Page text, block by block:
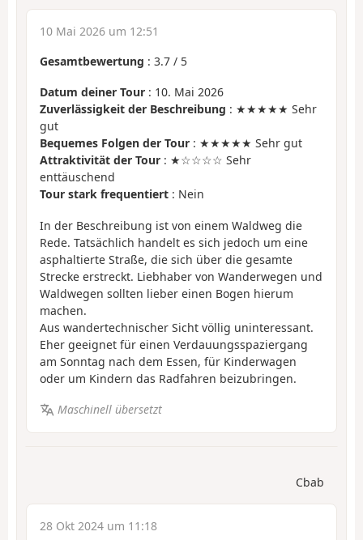
10 Mai 2026 um 12:51
Gesamtbewertung : 3.7 / 5
Datum deiner Tour : 10. Mai 2026
Zuverlässigkeit der Beschreibung : ★★★★★ Sehr
gut
Bequemes Folgen der Tour : ★★★★★ Sehr gut
Attraktivität der Tour : ★☆☆☆☆ Sehr
enttäuschend
Tour stark frequentiert : Nein
In der Beschreibung ist von einem Waldweg die
Rede. Tatsächlich handelt es sich jedoch um eine
asphaltierte Straße, die sich über die gesamte
Strecke erstreckt. Liebhaber von Wanderwegen und
Waldwegen sollten lieber einen Bogen hierum
machen.
Aus wandertechnischer Sicht völlig uninteressant.
Eher geeignet für einen Verdauungsspaziergang
am Sonntag nach dem Essen, für Kinderwagen
oder um Kindern das Radfahren beizubringen.
Maschinell übersetzt
Cbab
28 Okt 2024 um 11:18